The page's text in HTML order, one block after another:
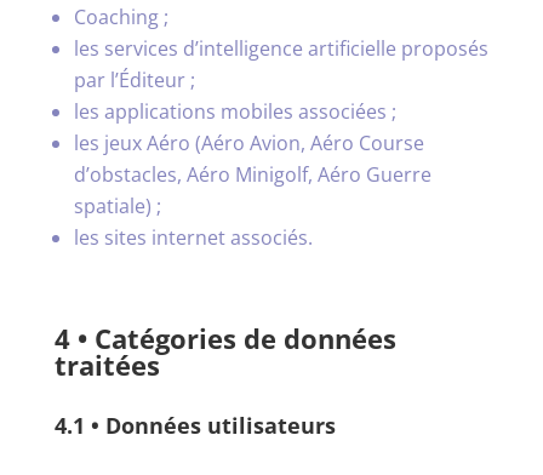
Coaching ;
les services d’intelligence artificielle proposés
par l’Éditeur ;
les applications mobiles associées ;
les jeux Aéro (Aéro Avion, Aéro Course
d’obstacles, Aéro Minigolf, Aéro Guerre
spatiale) ;
les sites internet associés.
4 • Catégories de données
traitées
4.1 • Données utilisateurs